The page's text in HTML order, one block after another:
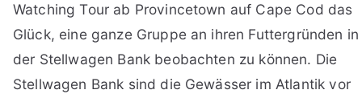
Watching Tour ab Provincetown auf Cape Cod das
Glück, eine ganze Gruppe an ihren Futtergründen in
der Stellwagen Bank beobachten zu können. Die
Stellwagen Bank sind die Gewässer im Atlantik vor